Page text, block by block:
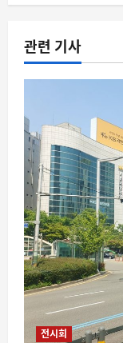
관련 기사
전시회
2